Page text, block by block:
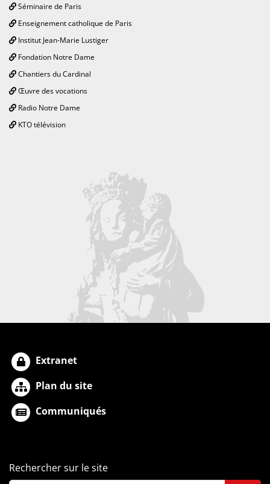
Séminaire de Paris
Enseignement catholique de Paris
Institut Jean-Marie Lustiger
Fondation Notre Dame
Chantiers du Cardinal
Œuvre des vocations
Radio Notre Dame
KTO télévision
Extranet
Plan du site
Communiqués
Rechercher sur le site